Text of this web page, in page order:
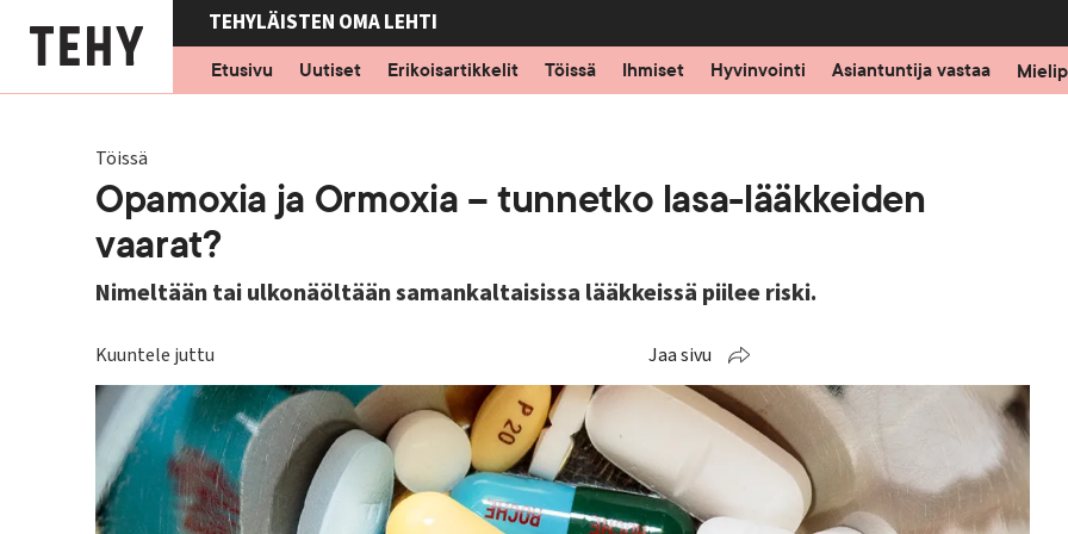
pääsisältöön
TEHYLÄISTEN OMA LEHTI
Etusivu
Uutiset Erikoisartikkelit Töissä Ihmiset Hyvinvointi Asiantuntija vastaa
Töissä
Opamoxia ja Ormoxia – tunnetko lasa-lääkkeiden
vaarat?
Nimeltään tai ulkonäöltään samankaltaisissa lääkkeissä piilee riski.
Kuuntele juttu Jaa sivu